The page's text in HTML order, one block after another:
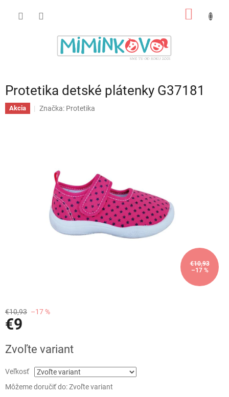
Protetika detské plátenky G37181
Akcia Značka: Protetika
€10,93
–17 %
€10,93 –17 %
€9
cena:
Zvoľte variant
Veľkosť
Môžeme doručiť do:Zvoľte variant